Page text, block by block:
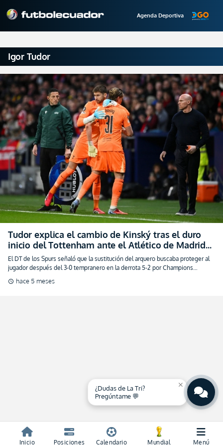
Agenda Deportiva
Igor Tudor
Tudor explica el cambio de Kinský tras el duro
inicio del Tottenham ante el Atlético de Madrid
(VIDEO)
El DT de los Spurs señaló que la sustitución del arquero buscaba proteger al
jugador después del 3-0 tempranero en la derrota 5-2 por Champions
schedule hace 5 meses
Inicio Posiciones Calendario Mundial Menú
close
¿Dudas de La Tri?
Pregúntame 💬